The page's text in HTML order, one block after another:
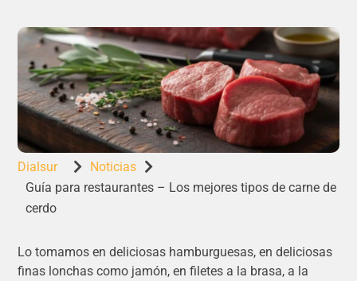
Dialsur  Noticias 
Guía para restaurantes – Los mejores tipos de carne de
cerdo
Lo tomamos en deliciosas hamburguesas, en deliciosas
finas lonchas como jamón, en filetes a la brasa, a la